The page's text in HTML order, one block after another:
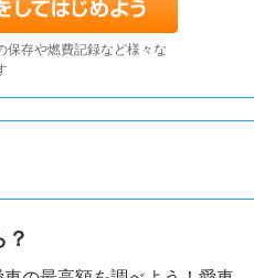
保存や燃費記録など様々な